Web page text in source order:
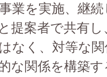
業を実施、継
提案者で共有
なく、対等な
な関係を構築